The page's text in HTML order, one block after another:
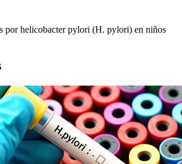
por helicobacter pylori (H. pylori) en niños